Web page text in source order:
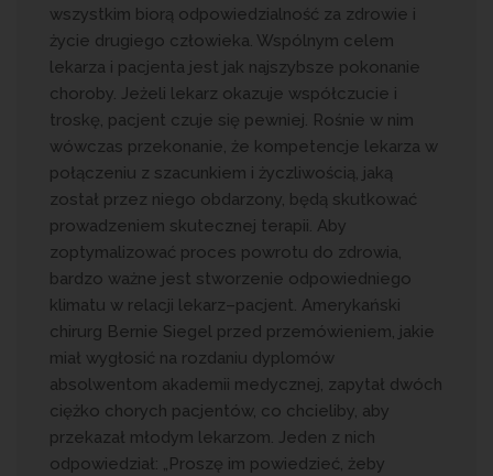
wszystkim biorą odpowiedzialność za zdrowie i
życie drugiego człowieka. Wspólnym celem
lekarza i pacjenta jest jak najszybsze pokonanie
choroby. Jeżeli lekarz okazuje współczucie i
troskę, pacjent czuje się pewniej. Rośnie w nim
wówczas przekonanie, że kompetencje lekarza w
połączeniu z szacunkiem i życzliwością, jaką
został przez niego obdarzony, będą skutkować
prowadzeniem skutecznej terapii. Aby
zoptymalizować proces powrotu do zdrowia,
bardzo ważne jest stworzenie odpowiedniego
klimatu w relacji lekarz–pacjent. Amerykański
chirurg Bernie Siegel przed przemówieniem, jakie
miał wygłosić na rozdaniu dyplomów
absolwentom akademii medycznej, zapytał dwóch
ciężko chorych pacjentów, co chcieliby, aby
przekazał młodym lekarzom. Jeden z nich
odpowiedział: „Proszę im powiedzieć, żeby